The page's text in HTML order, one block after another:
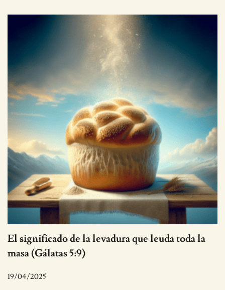
El significado de la levadura que leuda toda la
masa (Gálatas 5:9)
19/04/2025